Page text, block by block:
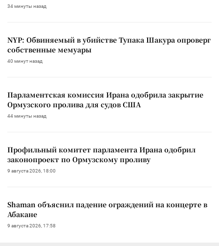
34 минуты назад
NYP: Обвиняемый в убийстве Тупака Шакура опроверг
собственные мемуары
40 минут назад
Парламентская комиссия Ирана одобрила закрытие
Ормузского пролива для судов США
44 минуты назад
Профильный комитет парламента Ирана одобрил
законопроект по Ормузскому проливу
9 августа 2026, 18:00
Shaman объяснил падение ограждений на концерте в
Абакане
9 августа 2026, 17:58